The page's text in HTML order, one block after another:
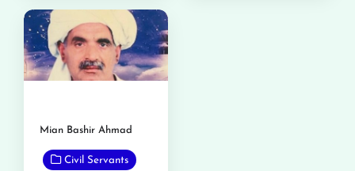
Mian Bashir Ahmad
Civil Servants